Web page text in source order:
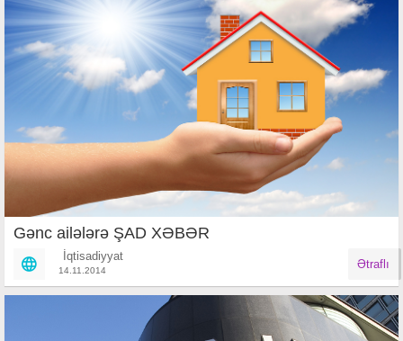
Gənc ailələrə ŞAD XƏBƏR
İqtisadiyyat
14.11.2014 Ətraflı